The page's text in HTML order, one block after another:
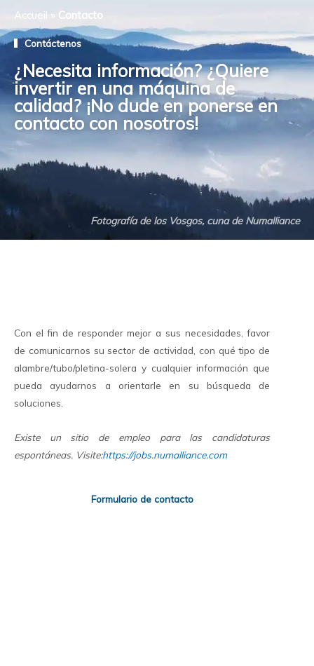
Accueil » Contacto
Contáctenos
¿Necesita información? ¿Quiere
invertir en una máquina de
calidad? ¡No dude en ponerse en
contacto con nosotros!
Fotografía de los Vosgos, cuna de Numalliance
Con el fin de responder mejor a sus necesidades, favor
de comunicarnos su sector de actividad, con qué tipo de
alambre/tubo/pletina-solera y cualquier información que
pueda ayudarnos a orientarle en su búsqueda de
soluciones.
Existe un sitio de empleo para las candidaturas
espontáneas. Visite:https://jobs.numalliance.com
Formulario de contacto